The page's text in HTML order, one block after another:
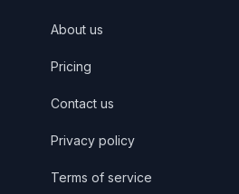
About us
Pricing
Contact us
Privacy policy
Terms of service